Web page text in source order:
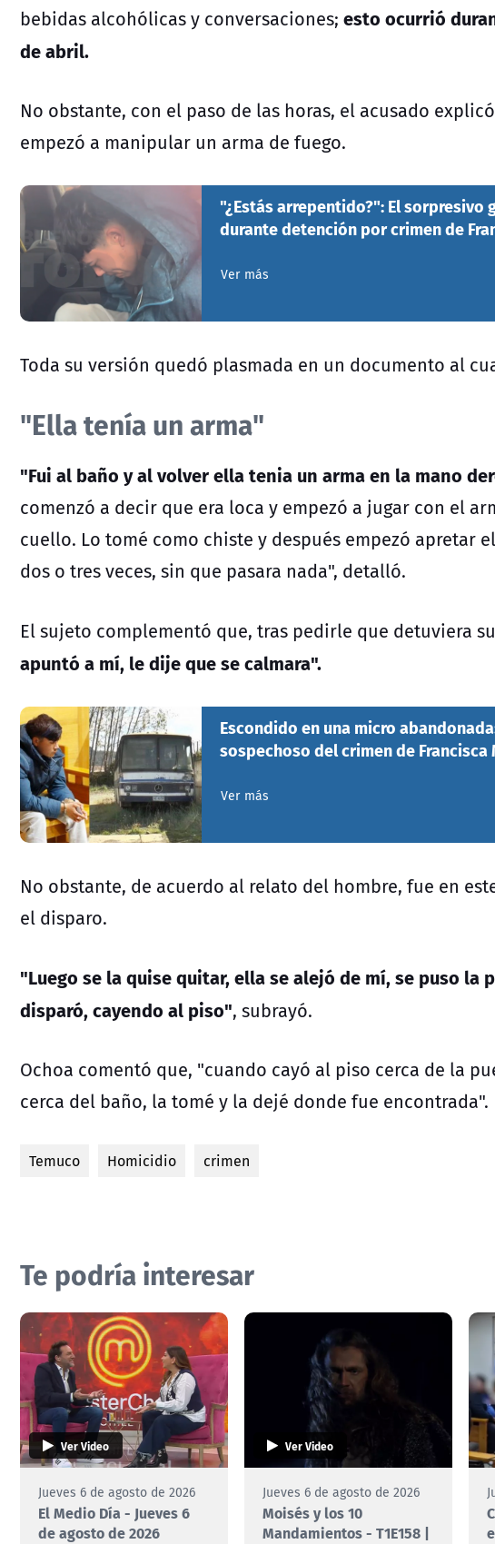
bebidas alcohólicas y conversaciones; esto ocurrió
de abril.
No obstante, con el paso de las horas, el acusado
empezó a manipular un arma de fuego.
"¿Estás arrepentido?": El sorpresivo
durante detención por crimen de
Ver más
Toda su versión quedó plasmada en un documento al
"Ella tenía un arma"
"Fui al baño y al volver ella tenia un arma en la mano
comenzó a decir que era loca y empezó a jugar con el
cuello. Lo tomé como chiste y después empezó apretar
dos o tres veces, sin que pasara nada", detalló.
El sujeto complementó que, tras pedirle que detuviera
apuntó a mí, le dije que se calmara".
Escondido en una micro
sospechoso del crimen de Francisca
Ver más
No obstante, de acuerdo al relato del hombre, fue en
el disparo.
"Luego se la quise quitar, ella se alejó de mí, se puso la
disparó, cayendo al piso", subrayó.
Ochoa comentó que, "cuando cayó al piso cerca de la
cerca del baño, la tomé y la dejé donde fue encontrada".
Temuco Homicidio crimen
Te podría interesar
Ver Video
Jueves 6 de agosto de 2026
El Medio Día - Jueves 6
de agosto de 2026
Ver Video
Jueves 6 de agosto de 2026
Moisés y los 10
Mandamientos - T1E158 |